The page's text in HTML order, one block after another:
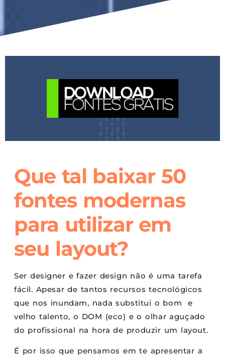
Que tal baixar 50
fontes modernas
para utilizar em
seu layout?
Ser designer e fazer design não é uma tarefa
fácil. Apesar de tantos recursos tecnológicos
que nos inundam, nada substitui o bom e
velho talento, o DOM (eco) e o olhar aguçado
do profissional na hora de produzir um layout.
É por isso que pensamos em te apresentar a